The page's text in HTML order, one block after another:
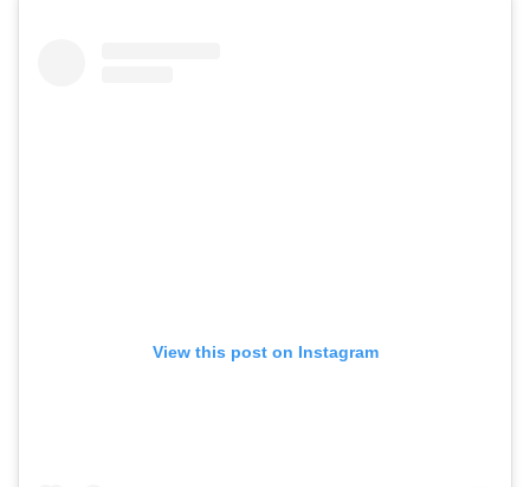
View this post on Instagram